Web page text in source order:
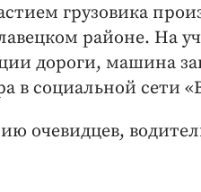
грузовика
районе. На
дороги, машина
в социальной сети
очевидцев,